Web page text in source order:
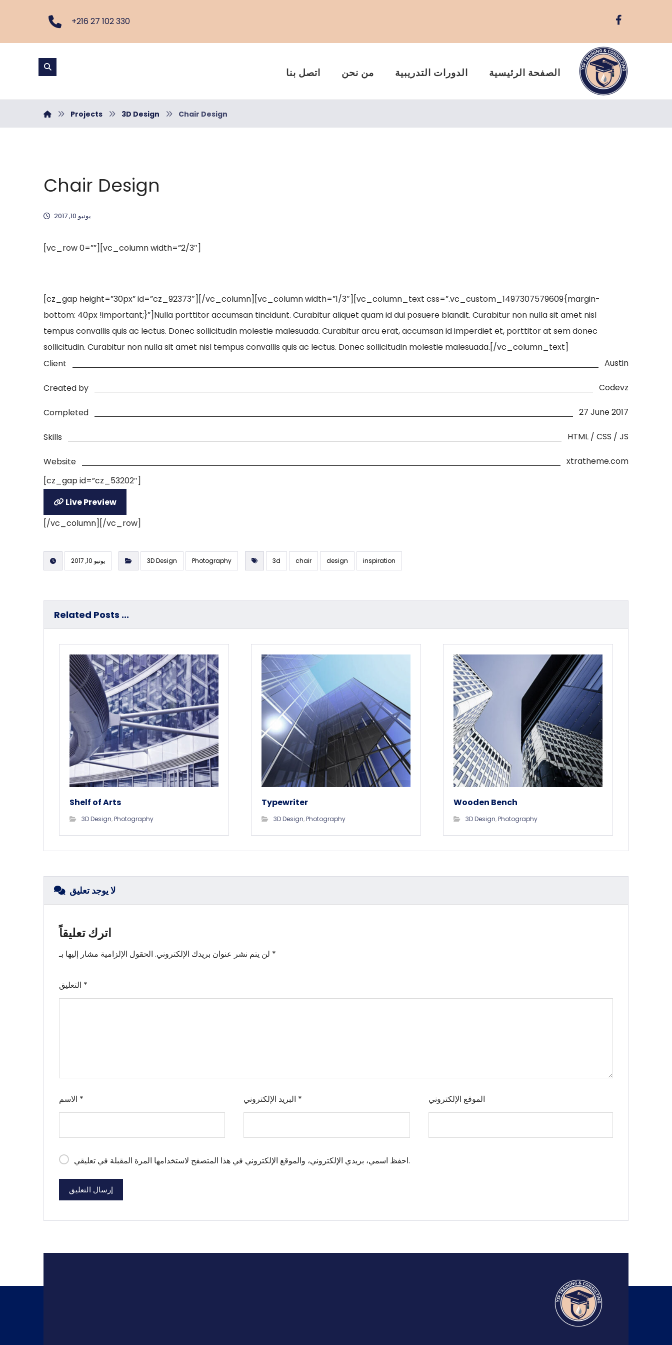
+216 27 102 330
اتصل بنا من نحن الدورات التدريبية الصفحة الرئيسية
Projects 3D Design Chair Design
Chair Design
يونيو 10, 2017
[vc_row 0=””][vc_column width=”2/3″]
[cz_gap height=”30px” id=”cz_92373″][/vc_column][vc_column width=”1/3″][vc_column_text css=”.vc_custom_1497307579609{margin-
bottom: 40px !important;}”]Nulla porttitor accumsan tincidunt. Curabitur aliquet quam id dui posuere blandit. Curabitur non nulla sit amet nisl
tempus convallis quis ac lectus. Donec sollicitudin molestie malesuada. Curabitur arcu erat, accumsan id imperdiet et, porttitor at sem donec
sollicitudin. Curabitur non nulla sit amet nisl tempus convallis quis ac lectus. Donec sollicitudin molestie malesuada.[/vc_column_text]
Client
Austin
Created by Codevz
Completed 27 June 2017
Skills HTML / CSS / JS
Website
xtratheme.com
[cz_gap id=”cz_53202″]
Live Preview
[/vc_column][/vc_row]
يونيو 10, 2017 3D Design Photography 3d chair design inspiration
Related Posts ...
Shelf of Arts
3D Design,Photography
Typewriter
3D Design,Photography
Wooden Bench
3D Design,Photography
لا يوجد تعليق
اترك تعليقاً
لن يتم نشر عنوان بريدك الإلكتروني. *
*
* * الموقع الإلكتروني
احفظ اسمي، بريدي الإلكتروني، والموقع الإلكتروني في هذا المتصفح لاستخدامها المرة المقبلة في تعليقي.
إرسال التعليق